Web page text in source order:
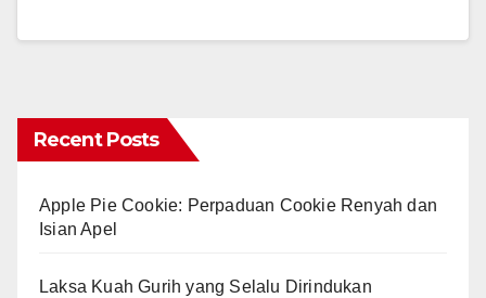
Recent Posts
Apple Pie Cookie: Perpaduan Cookie Renyah dan
Isian Apel
Laksa Kuah Gurih yang Selalu Dirindukan